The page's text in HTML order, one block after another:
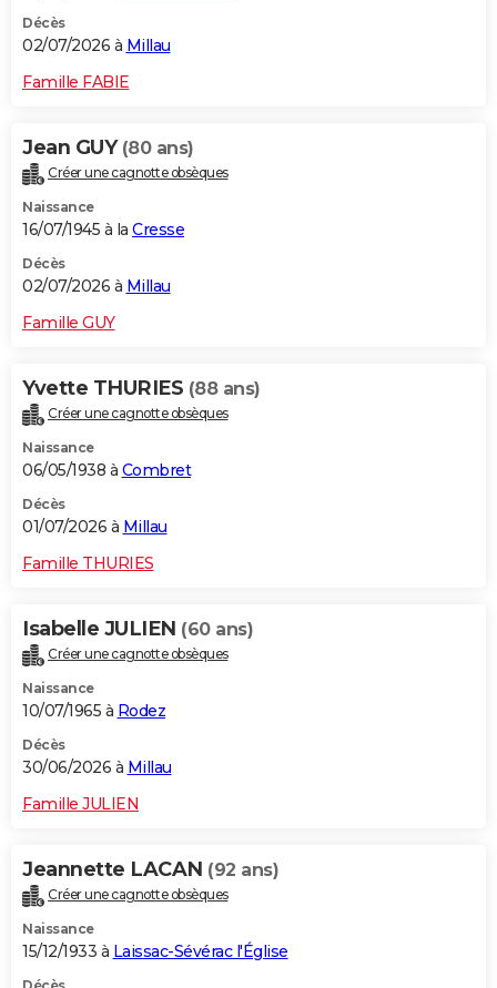
Décès
02/07/2026 à Millau
Famille FABIE
Jean GUY (80 ans)
Créer une cagnotte obsèques
Naissance
16/07/1945 à la Cresse
Décès
02/07/2026 à Millau
Famille GUY
Yvette THURIES (88 ans)
Créer une cagnotte obsèques
Naissance
06/05/1938 à Combret
Décès
01/07/2026 à Millau
Famille THURIES
Isabelle JULIEN (60 ans)
Créer une cagnotte obsèques
Naissance
10/07/1965 à Rodez
Décès
30/06/2026 à Millau
Famille JULIEN
Jeannette LACAN (92 ans)
Créer une cagnotte obsèques
Naissance
15/12/1933 à Laissac-Sévérac l'Église
Décès